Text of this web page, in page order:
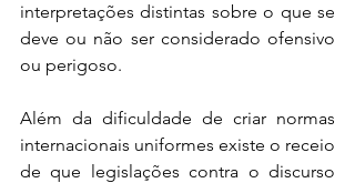
interpretações distintas sobre o que se
deve ou não ser considerado ofensivo
ou perigoso.
Além da dificuldade de criar normas
internacionais uniformes existe o receio
de que legislações contra o discurso